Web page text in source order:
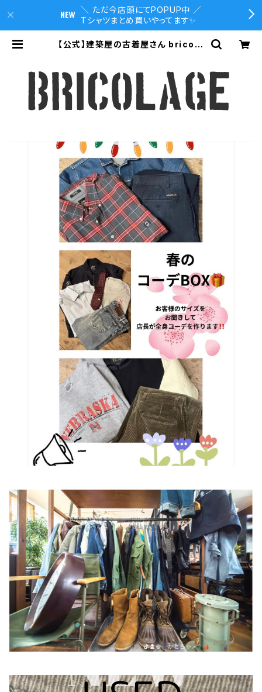
＼ ただ今店頭にてPOPUP中 ／
Tシャツまとめ買いやってます✨
【公式】建築屋の古着屋さん bricola